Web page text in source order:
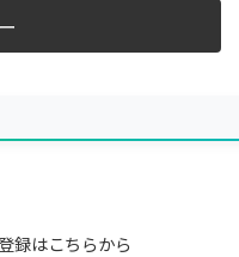
録はこちらから